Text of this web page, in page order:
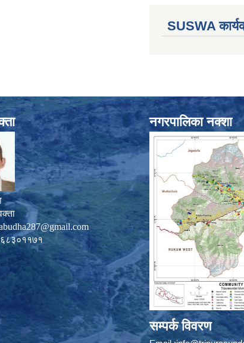
SUSWA
नगरपालिका नक्शा
सम्पर्क विवरण